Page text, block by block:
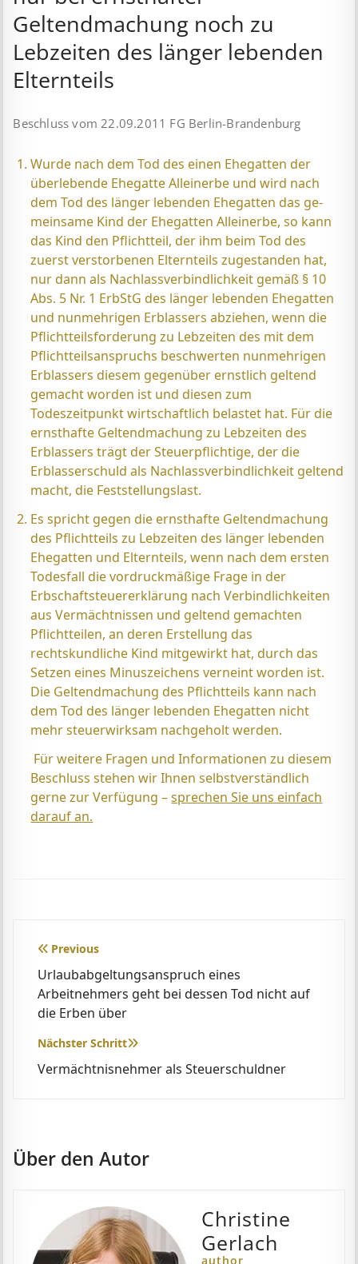
Geltendmachung noch zu
Lebzeiten des länger lebenden
Elternteils
Beschluss vom 22.09.2011 FG Berlin-Brandenburg
Wurde nach dem Tod des einen Ehe­gatten der
überlebende Ehegatte Allein­erbe und wird nach
dem Tod des länger lebenden Ehegatten das ge­
mein­same Kind der Ehegatten Alleinerbe, so kann
das Kind den Pflichtteil, der ihm beim Tod des
zuerst verstorbenen Elternteils zugestanden hat,
nur dann als Nachlass­verbindlichkeit gemäß § 10
Abs. 5 Nr. 1 ErbStG des länger lebenden Ehegatten
und nunmehrigen Erblassers abziehen, wenn die
Pflichtteilsforderung zu Lebzeiten des mit dem
Pflichtteilsanspruchs beschwerten nunmehrigen
Erblassers diesem gegenüber ernstlich geltend
gemacht worden ist und diesen zum
Todeszeitpunkt wirtschaftlich belastet hat. Für die
ernsthafte Geltendmachung zu Lebzeiten des
Erblassers trägt der Steuerpflichtige, der die
Erblasserschuld als Nachlassverbindlichkeit geltend
macht, die Feststellungslast.
Es spricht gegen die ernsthafte Geltendmachung
des Pflichtteils zu Lebzeiten des länger lebenden
Ehegatten und Elternteils, wenn nach dem ersten
Todesfall die vordruck­mäßige Frage in der
Erbschaftsteuererklärung nach Ver­bind­lichkeiten
aus Vermächtnissen und geltend gemachten
Pflichtteilen, an deren Erstellung das
rechtskundliche Kind mitgewirkt hat, durch das
Setzen eines Minuszeichens verneint worden ist.
Die Geltendmachung des Pflichtteils kann nach
dem Tod des länger lebenden Ehegatten nicht
mehr steuerwirksam nachgeholt werden.
Für weitere Fragen und Informationen zu diesem
Beschluss stehen wir Ihnen selbstverständlich
gerne zur Verfügung –sprechen Sie uns einfach
darauf an.
Beitragsnavigation
Previous
Urlaubabgeltungsanspruch eines
Arbeitnehmers geht bei dessen Tod nicht auf
die Erben über
Nächster Schritt
Vermächtnisnehmer als Steuerschuldner
Über den Autor
Christine
Gerlach
author